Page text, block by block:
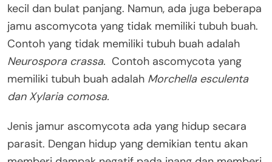
kecil dan bulat panjang. Namun, ada juga beberapa
jamu ascomycota yang tidak memiliki tubuh buah.
Contoh yang tidak memiliki tubuh buah adalah
Neurospora crassa. Contoh ascomycota yang
memiliki tubuh buah adalah Morchella esculenta
dan Xylaria comosa.
Jenis jamur ascomycota ada yang hidup secara
parasit. Dengan hidup yang demikian tentu akan